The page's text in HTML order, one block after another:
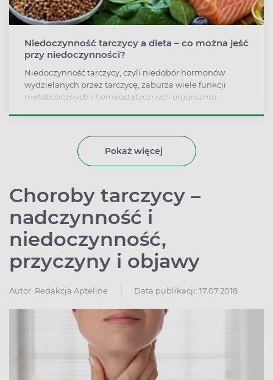
Niedoczynność tarczycy a dieta – co można jeść
przy niedoczynności?
Niedoczynność tarczycy, czyli niedobór hormonów
wydzielanych przez tarczycę, zaburza wiele funkcji
metabolicznych i homeostatycznych organizmu.
hamuje zarówno rozwój niedoczynności, jak i
nadmierny przyrost masy ciała.
Pokaż więcej
Choroby tarczycy –
nadczynność i
niedoczynność,
przyczyny i objawy
Autor: Redakcja Apteline Data publikacji: 17.07.2018